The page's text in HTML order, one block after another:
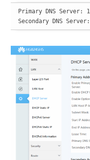
Primary DNS Server:
Secondary DNS